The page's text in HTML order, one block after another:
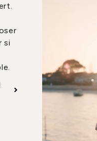
si